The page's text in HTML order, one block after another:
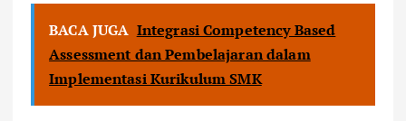
BACA JUGA Integrasi Competency Based
Assessment dan Pembelajaran dalam
Implementasi Kurikulum SMK